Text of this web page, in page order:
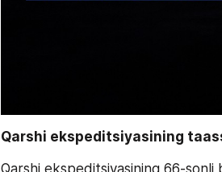
Qarshi ekspeditsiyasining
Qarshi ekspeditsiyasining 66-sonli